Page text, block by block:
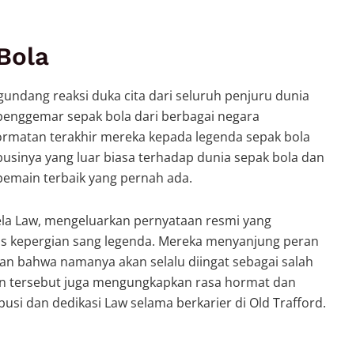
reaksi duka cita dari seluruh penjuru dunia
sepak bola dari berbagai negara
terakhir mereka kepada legenda sepak bola
yang luar biasa terhadap dunia sepak bola dan
terbaik yang pernah ada.
Law, mengeluarkan pernyataan resmi yang
kepergian sang legenda. Mereka menyanjung peran
bahwa namanya akan selalu diingat sebagai salah
tersebut juga mengungkapkan rasa hormat dan
dan dedikasi Law selama berkarier di Old Trafford.